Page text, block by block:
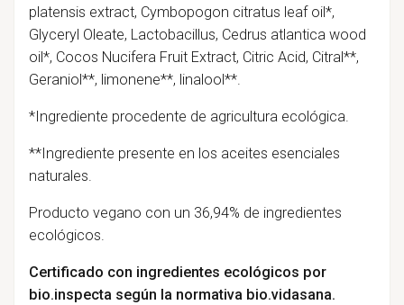
platensis extract, Cymbopogon citratus leaf oil*,
Glyceryl Oleate, Lactobacillus, Cedrus atlantica wood
oil*, Cocos Nucifera Fruit Extract, Citric Acid, Citral**,
Geraniol**, limonene**, linalool**.
*Ingrediente procedente de agricultura ecológica.
**Ingrediente presente en los aceites esenciales
naturales.
Producto vegano con un 36,94% de ingredientes
ecológicos.
Certificado con ingredientes ecológicos por
bio.inspecta según la normativa bio.vidasana.